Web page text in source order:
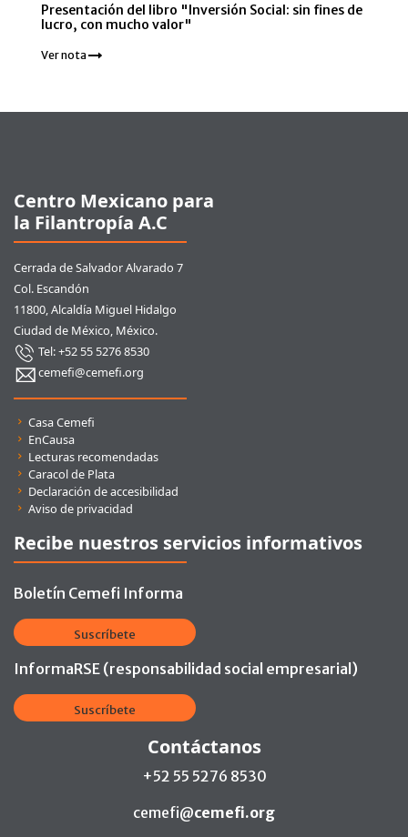
Presentación del libro "Inversión Social: sin fines de
lucro, con mucho valor"
Ver nota
Centro Mexicano para
la Filantropía A.C
Cerrada de Salvador Alvarado 7
Col. Escandón
11800, Alcaldía Miguel Hidalgo
Ciudad de México, México.
Tel: +52 55 5276 8530
cemefi@cemefi.org
Casa Cemefi
EnCausa
Lecturas recomendadas
Caracol de Plata
Declaración de accesibilidad
Aviso de privacidad
Recibe nuestros servicios informativos
Boletín Cemefi Informa
Suscríbete
InformaRSE (responsabilidad social empresarial)
Suscríbete
Contáctanos
+52 55 5276 8530
cemefi@cemefi.org